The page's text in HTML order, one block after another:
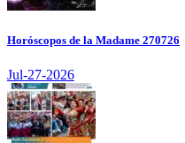
Horóscopos de la Madame 270726
Jul-27-2026